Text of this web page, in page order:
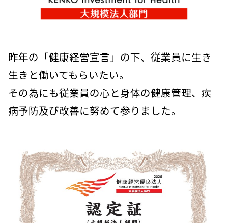
昨年の「健康経営宣言」の下、従業員に生き
生きと働いてもらいたい。
その為にも従業員の心と身体の健康管理、疾
病予防及び改善に努めて参りました。